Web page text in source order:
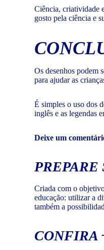
Ciência, criatividade
gosto pela ciência e
Os desenhos podem
para ajudar as
É simples o uso dos
inglês e as legendas
Deixe um
Criada com o
educação: utilizar a
também a
CONFIRA